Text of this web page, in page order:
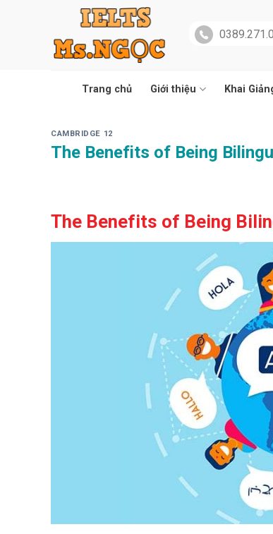
Trang chủ Giới thiệu Khai
CAMBRIDGE 12
The Benefits of Being
The Benefits of Being